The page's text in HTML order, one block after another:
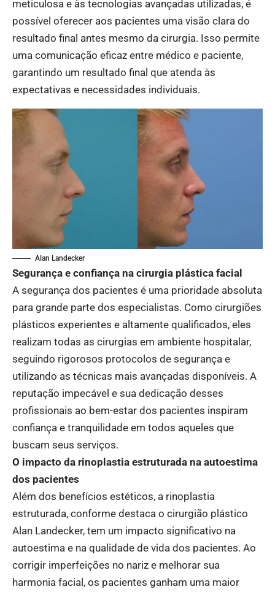
meticulosa e às tecnologias avançadas utilizadas, é
possível oferecer aos pacientes uma visão clara do
resultado final antes mesmo da cirurgia. Isso permite
uma comunicação eficaz entre médico e paciente,
garantindo um resultado final que atenda às
expectativas e necessidades individuais.
Alan Landecker
Segurança e confiança na cirurgia plástica facial
A segurança dos pacientes é uma prioridade absoluta
para grande parte dos especialistas. Como cirurgiões
plásticos experientes e altamente qualificados, eles
realizam todas as cirurgias em ambiente hospitalar,
seguindo rigorosos protocolos de segurança e
utilizando as técnicas mais avançadas disponíveis. A
reputação impecável e sua dedicação desses
profissionais ao bem-estar dos pacientes inspiram
confiança e tranquilidade em todos aqueles que
buscam seus serviços.
O impacto da rinoplastia estruturada na autoestima
dos pacientes
Além dos benefícios estéticos, a rinoplastia
estruturada, conforme destaca o cirurgião plástico
Alan Landecker, tem um impacto significativo na
autoestima e na qualidade de vida dos pacientes. Ao
corrigir imperfeições no nariz e melhorar sua
harmonia facial, os pacientes ganham uma maior